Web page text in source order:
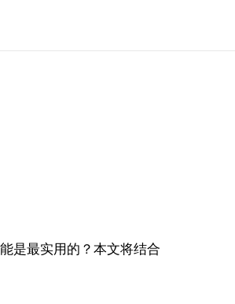
是最实用的？本文将结合